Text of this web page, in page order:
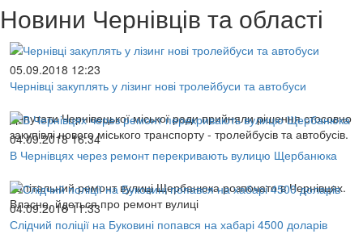
Новини Чернівців та області
05.09.2018 12:23
Чернівці закуплять у лізинг нові тролейбуси та автобуси
Депутати Чернівецької міської ради прийняли рішення стосовно
закупівлі нового міського транспорту - тролейбусів та автобусів.
04.09.2018 16:34
В Чернівцях через ремонт перекривають вулицю Щербанюка
Капітальний ремонт вулиці Щербанюка розпочато в Чернівцях.
Власне, йдеться про ремонт вулиці
04.09.2018 11:33
Слідчий поліції на Буковині попався на хабарі 4500 доларів